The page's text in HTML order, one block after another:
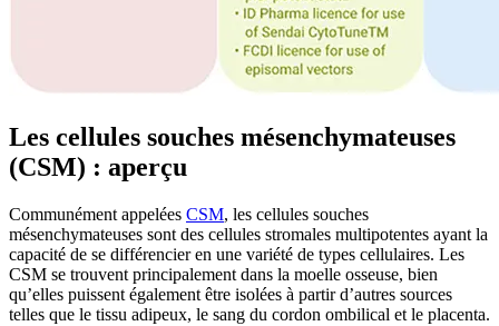
Les cellules souches mésenchymateuses
(CSM) : aperçu
Communément appelées CSM, les cellules souches
mésenchymateuses sont des cellules stromales multipotentes ayant la
capacité de se différencier en une variété de types cellulaires. Les
CSM se trouvent principalement dans la moelle osseuse, bien
qu’elles puissent également être isolées à partir d’autres sources
telles que le tissu adipeux, le sang du cordon ombilical et le placenta.